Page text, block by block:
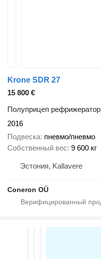
Krone SDR 27
15 800 €
Полуприцеп рефрижератор
2016
Подвеска пневмо/пневмо
Собственный вес 9 600 кг
Эстония, Kallavere
Coneron OÜ